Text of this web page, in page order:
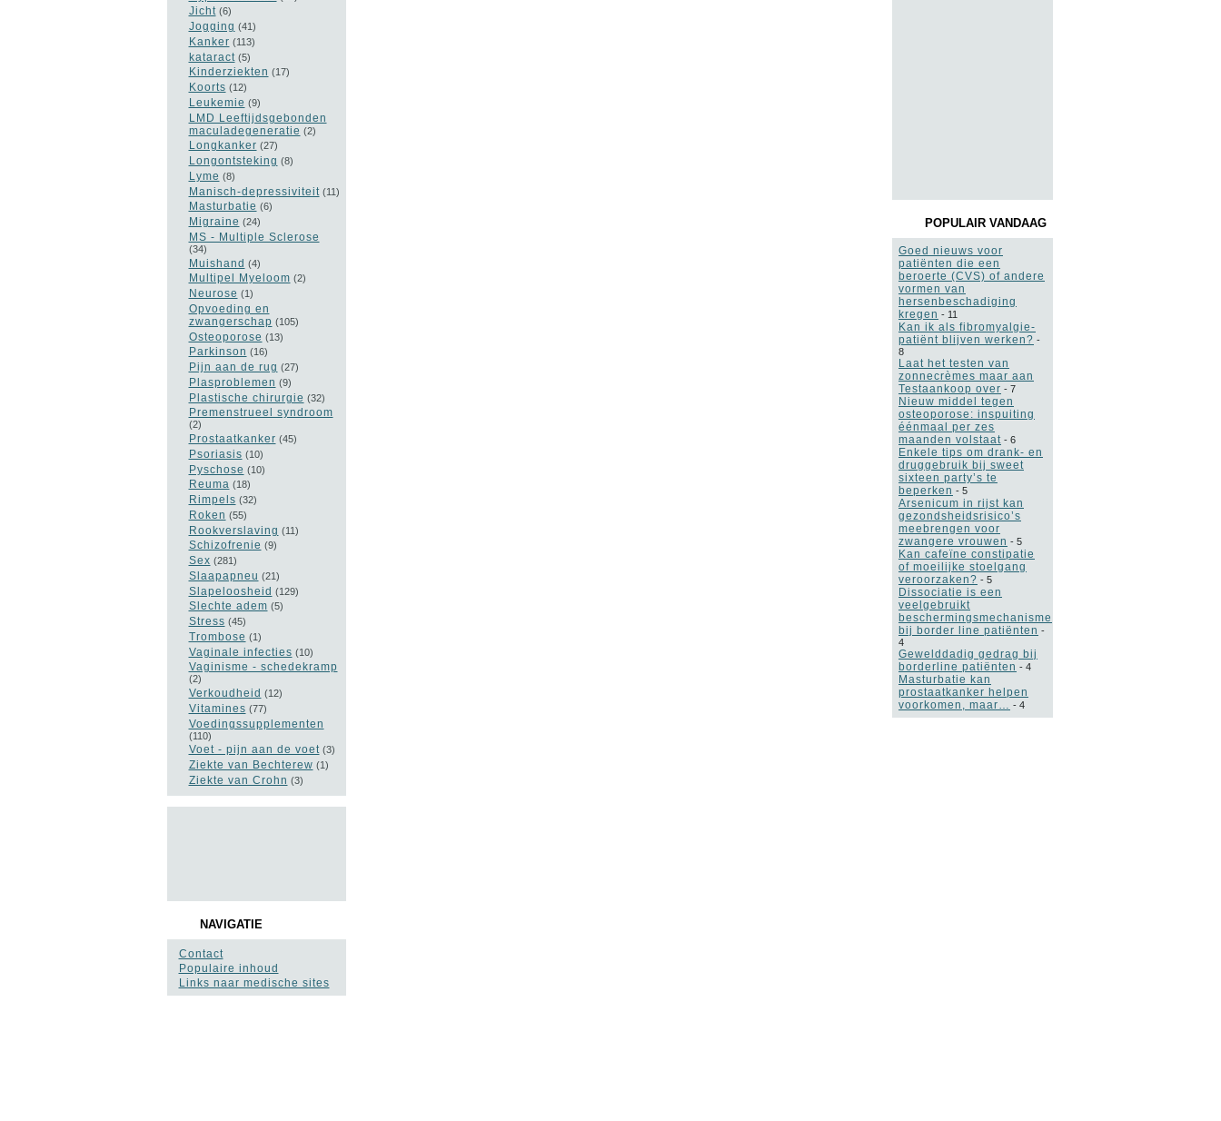
Jicht (6)
Jogging (41)
Kanker (113)
kataract (5)
Kinderziekten (17)
Koorts (12)
Leukemie (9)
LMD Leeftijdsgebonden
maculadegeneratie (2)
Longkanker (27)
Longontsteking (8)
Lyme (8)
Manisch-depressiviteit (11)
Masturbatie (6)
Migraine (24)
MS - Multiple Sclerose
(34)
Muishand (4)
Multipel Myeloom (2)
Neurose (1)
Opvoeding en
zwangerschap (105)
Osteoporose (13)
Parkinson (16)
Pijn aan de rug (27)
Plasproblemen (9)
Plastische chirurgie (32)
Premenstrueel syndroom
(2)
Prostaatkanker (45)
Psoriasis (10)
Pyschose (10)
Reuma (18)
Rimpels (32)
Roken (55)
Rookverslaving (11)
Schizofrenie (9)
Sex (281)
Slaapapneu (21)
Slapeloosheid (129)
Slechte adem (5)
Stress (45)
Trombose (1)
Vaginale infecties (10)
Vaginisme - schedekramp
(2)
Verkoudheid (12)
Vitamines (77)
Voedingssupplementen
(110)
Voet - pijn aan de voet (3)
Ziekte van Bechterew (1)
Ziekte van Crohn (3)
NAVIGATIE
Contact
Populaire inhoud
Links naar medische sites
POPULAIR VANDAAG
Goed nieuws voor
patiënten die een
beroerte (CVS) of andere
vormen van
hersenbeschadiging
kregen - 11
Kan ik als fibromyalgie-
patiënt blijven werken? -
8
Laat het testen van
zonnecrèmes maar aan
Testaankoop over - 7
Nieuw middel tegen
osteoporose: inspuiting
éénmaal per zes
maanden volstaat - 6
Enkele tips om drank- en
druggebruik bij sweet
sixteen party’s te
beperken - 5
Arsenicum in rijst kan
gezondsheidsrisico’s
meebrengen voor
zwangere vrouwen - 5
Kan cafeïne constipatie
of moeilijke stoelgang
veroorzaken? - 5
Dissociatie is een
veelgebruikt
beschermingsmechanisme
bij border line patiënten -
4
Gewelddadig gedrag bij
borderline patiënten - 4
Masturbatie kan
prostaatkanker helpen
voorkomen, maar… - 4